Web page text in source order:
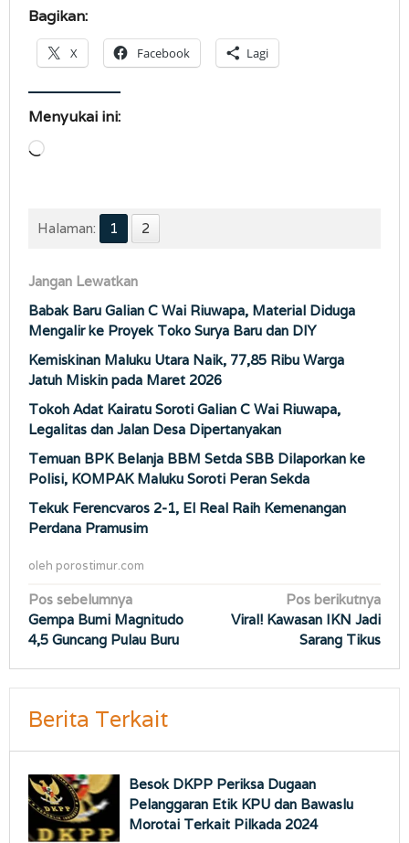
Bagikan:
X Facebook Lagi
Menyukai ini:
Memuat...
Halaman: 1 2
Jangan Lewatkan
Babak Baru Galian C Wai Riuwapa, Material Diduga
Mengalir ke Proyek Toko Surya Baru dan DIY
Kemiskinan Maluku Utara Naik, 77,85 Ribu Warga
Jatuh Miskin pada Maret 2026
Tokoh Adat Kairatu Soroti Galian C Wai Riuwapa,
Legalitas dan Jalan Desa Dipertanyakan
Temuan BPK Belanja BBM Setda SBB Dilaporkan ke
Polisi, KOMPAK Maluku Soroti Peran Sekda
Tekuk Ferencvaros 2-1, El Real Raih Kemenangan
Perdana Pramusim
oleh porostimur.com
Navigasi
pos
Pos sebelumnya
Gempa Bumi Magnitudo
4,5 Guncang Pulau Buru
Pos berikutnya
Viral! Kawasan IKN Jadi
Sarang Tikus
Berita Terkait
Besok DKPP Periksa Dugaan
Pelanggaran Etik KPU dan Bawaslu
Morotai Terkait Pilkada 2024